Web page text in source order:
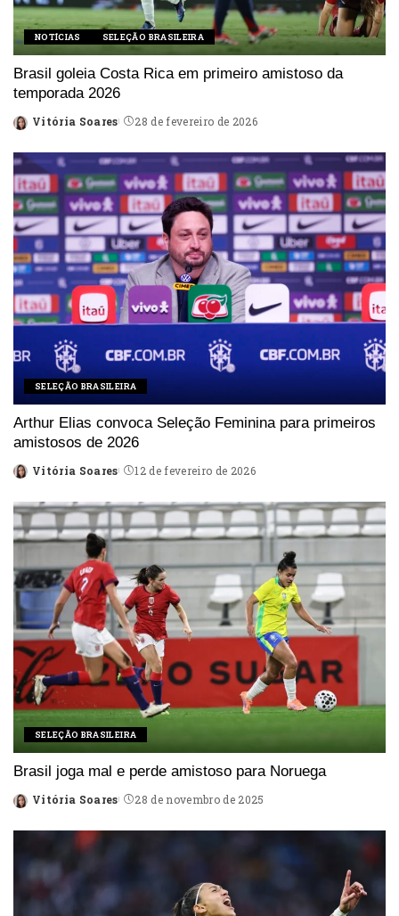
NOTÍCIAS SELEÇÃO BRASILEIRA
Brasil goleia Costa Rica em primeiro amistoso da
temporada 2026
Posted
Vitória Soares 28 de fevereiro de 2026
SELEÇÃO BRASILEIRA
Arthur Elias convoca Seleção Feminina para primeiros
amistosos de 2026
Posted
Vitória Soares 12 de fevereiro de 2026
SELEÇÃO BRASILEIRA
Brasil joga mal e perde amistoso para Noruega
Posted
Vitória Soares 28 de novembro de 2025